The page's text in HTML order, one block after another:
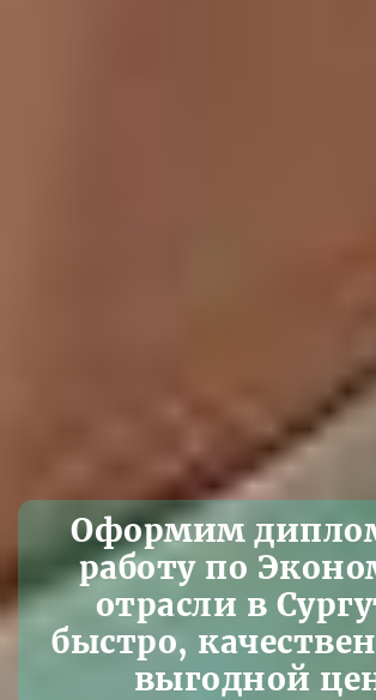
Оформим
работу по
отрасли в
быстро,
выгодной